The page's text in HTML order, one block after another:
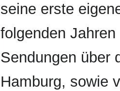
seine erste
folgenden
Sendungen über
Hamburg, sowie